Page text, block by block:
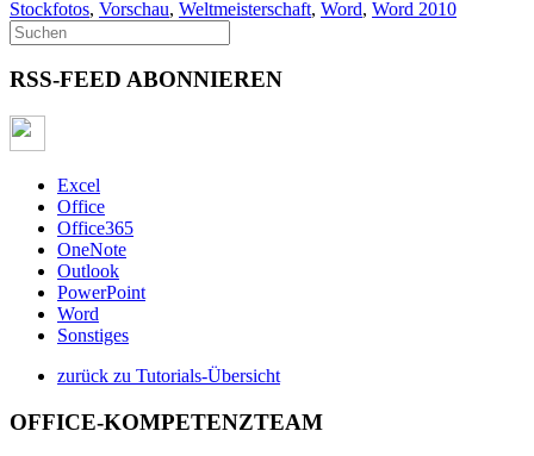
Stockfotos, Vorschau, Weltmeisterschaft, Word, Word 2010
RSS-FEED ABONNIEREN
Excel
Office
Office365
OneNote
Outlook
PowerPoint
Word
Sonstiges
zurück zu Tutorials-Übersicht
OFFICE-KOMPETENZTEAM